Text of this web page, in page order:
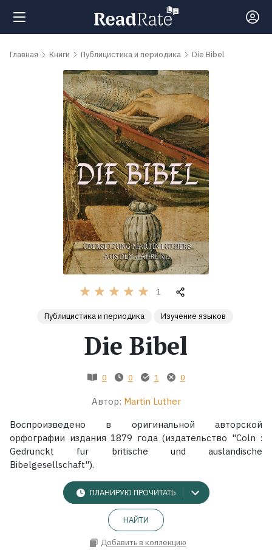
Поиск
Рейтинги
обсуждаемые
Главная Книги Публицистика и периодика Die Bibel
1
Публицистика и периодика Изучение языков
Die Bibel
0 0 1 0
Автор: Martin Luther
Воспроизведено в оригинальной авторской
орфографии издания 1879 года (издательство "Coln :
Gedrunckt fur britische und auslandische
Bibelgesellschaft").
ПЛАНИРУЮ ПРОЧИТАТЬ
НАЙТИ
Добавить в коллекцию